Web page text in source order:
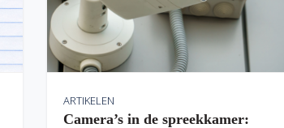
ARTIKELEN
Camera’s in de spreekkamer: